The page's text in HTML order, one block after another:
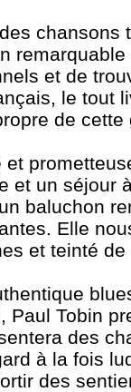
chansons
et de
le tout
de cette
et un séjour
baluchon
Elle
et teinté
Paul Tobin
des
à la fois
des